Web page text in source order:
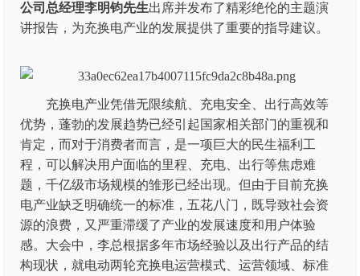
公司总经理李明钧先生出席并发布了精彩绝伦的主题演
讲报告，为充换电产业的发展提供了重要的指导建议。
充换电产业凭借无限续航、充电安全、出行高效等
优势，蓬勃的发展趋势已经引起国家相关部门的重视和
肯定，而对于消费者而言，是一项巨大的民生福利工
程，可以解决用户面临的里程、充电、出行等焦虑难
题，千亿级市场规模的雏形已经出现。但由于目前充换
电产业缺乏明确统一的标准，五花八门，既导致社会资
源的浪费，又严重滞缓了产业的发展速度和用户体验
感。大会中，李总根据多年市场经验以及出行产品的结
构现状，就电动两轮充换电运营模式、运营领域、标准